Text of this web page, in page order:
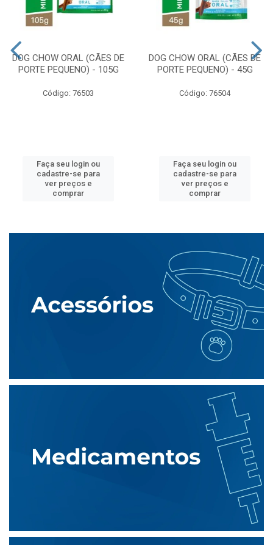
DOG CHOW ORAL (CÃES DE
PORTE PEQUENO) - 105G
Código: 76503
Faça seu login ou
cadastre-se para
ver preços e
comprar
DOG CHOW ORAL (CÃES DE
PORTE PEQUENO) - 45G
Código: 76504
Faça seu login ou
cadastre-se para
ver preços e
comprar